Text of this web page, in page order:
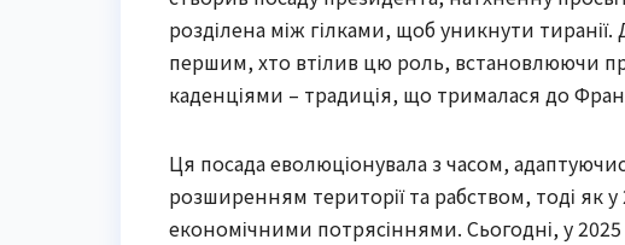
розділена між гілками, щоб уникнути
першим, хто втілив цю роль, встановлюючи
каденціями – традиція, що трималася до
Ця посада еволюціонувала з часом,
розширенням території та рабством, тоді як
економічними потрясіннями. Сьогодні, у